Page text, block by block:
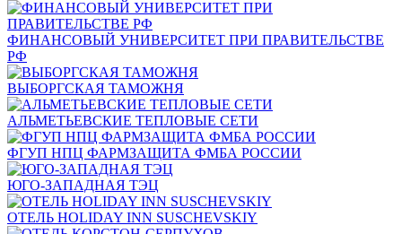
ФИНАНСОВЫЙ УНИВЕРСИТЕТ ПРИ ПРАВИТЕЛЬСТВЕ
РФ
ВЫБОРГСКАЯ ТАМОЖНЯ
АЛЬМЕТЬЕВСКИЕ ТЕПЛОВЫЕ СЕТИ
ФГУП НПЦ ФАРМЗАЩИТА ФМБА РОССИИ
ЮГО-ЗАПАДНАЯ ТЭЦ
ОТЕЛЬ HOLIDAY INN SUSCHEVSKIY